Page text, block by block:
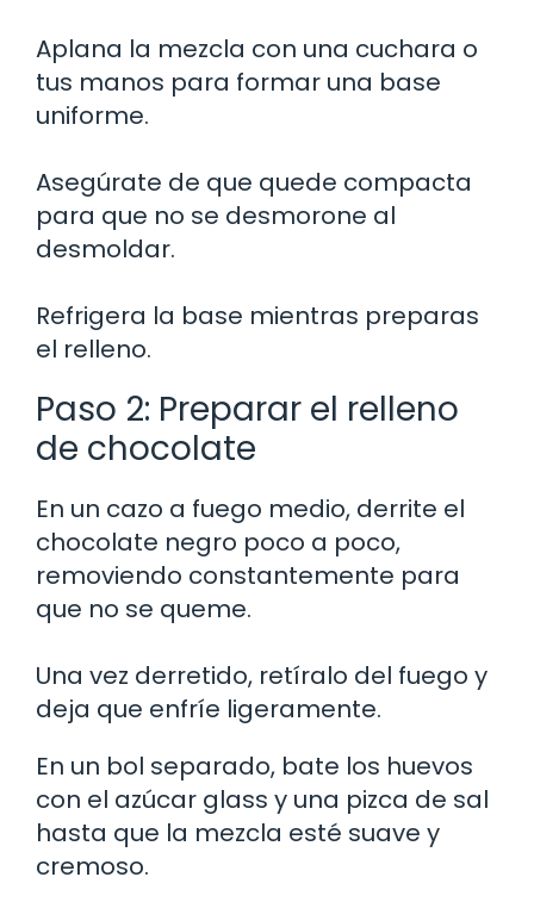
Aplana la mezcla con una cuchara o
tus manos para formar una base
uniforme.
Asegúrate de que quede compacta
para que no se desmorone al
desmoldar.
Refrigera la base mientras preparas
el relleno.
Paso 2: Preparar el relleno
de chocolate
En un cazo a fuego medio, derrite el
chocolate negro poco a poco,
removiendo constantemente para
que no se queme.
Una vez derretido, retíralo del fuego y
deja que enfríe ligeramente.
En un bol separado, bate los huevos
con el azúcar glass y una pizca de sal
hasta que la mezcla esté suave y
cremoso.